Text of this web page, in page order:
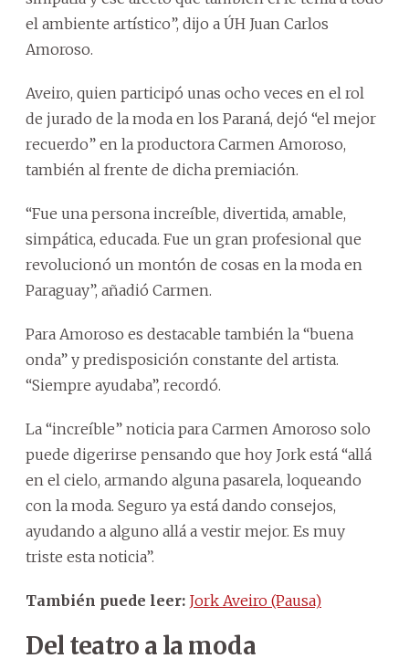
el ambiente artístico”, dijo a ÚH Juan Carlos
Amoroso.
Aveiro, quien participó unas ocho veces en el rol
de jurado de la moda en los Paraná, dejó “el mejor
recuerdo” en la productora Carmen Amoroso,
también al frente de dicha premiación.
“Fue una persona increíble, divertida, amable,
simpática, educada. Fue un gran profesional que
revolucionó un montón de cosas en la moda en
Paraguay”, añadió Carmen.
Para Amoroso es destacable también la “buena
onda” y predisposición constante del artista.
“Siempre ayudaba”, recordó.
La “increíble” noticia para Carmen Amoroso solo
puede digerirse pensando que hoy Jork está “allá
en el cielo, armando alguna pasarela, loqueando
con la moda. Seguro ya está dando consejos,
ayudando a alguno allá a vestir mejor. Es muy
triste esta noticia”.
También puede leer: Jork Aveiro (Pausa)
Del teatro a la moda